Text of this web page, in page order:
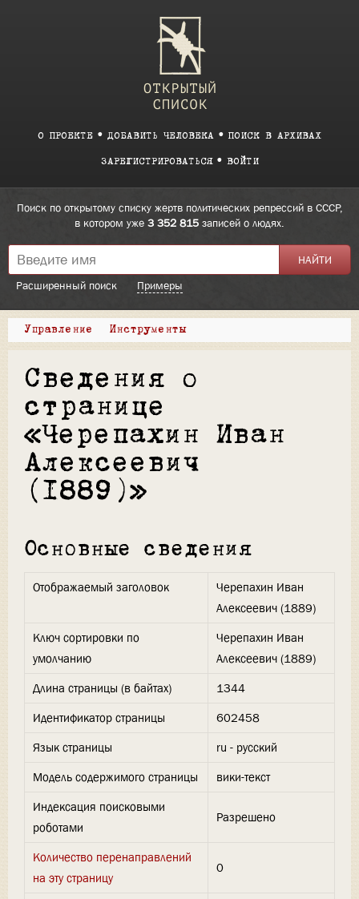
О ПРОЕКТЕ ДОБАВИТЬ ЧЕЛОВЕКА ПОИСК В АРХИВАХ
ЗАРЕГИСТРИРОВАТЬСЯ ВОЙТИ
Поиск по открытому списку жертв политических репрессий в СССР,
в котором уже 3 352 815 записей о людях.
Расширенный поиск Примеры
Управление Инструменты
Сведения о
странице
«Черепахин Иван
Алексеевич
(1889)»
Основные сведения
Отображаемый заголовок
Черепахин Иван
Алексеевич (1889)
Ключ сортировки по
умолчанию
Черепахин Иван
Алексеевич (1889)
Длина страницы (в байтах)
1344
Идентификатор страницы
602458
Язык страницы
ru - русский
Модель содержимого страницы
вики-текст
Индексация поисковыми
роботами
Разрешено
Количество перенаправлений
на эту страницу
0